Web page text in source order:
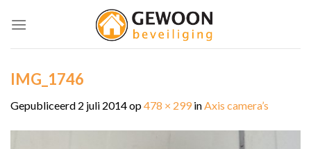
IMG_1746
Gepubliceerd 2 juli 2014op478 × 299 inAxis camera’s